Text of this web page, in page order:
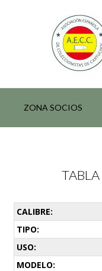
ZONA SOCIOS
CALIBRE:
TIPO:
USO:
MODELO: